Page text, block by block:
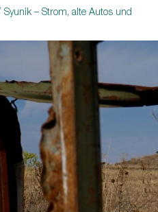
Syunik – Strom, alte Autos und